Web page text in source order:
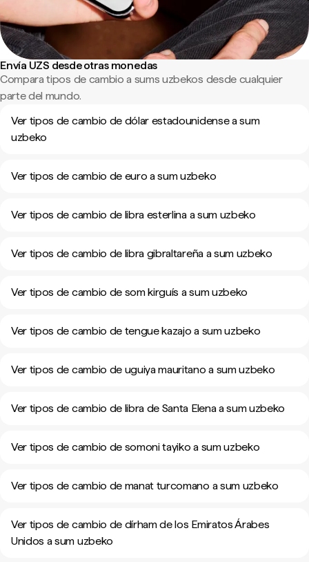
Envía UZS desde otras monedas
Compara tipos de cambio a sums uzbekos desde cualquier
parte del mundo.
Ver tipos de cambio de dólar estadounidense a sum
uzbeko
Ver tipos de cambio de euro a sum uzbeko
Ver tipos de cambio de libra esterlina a sum uzbeko
Ver tipos de cambio de libra gibraltareña a sum uzbeko
Ver tipos de cambio de som kirguís a sum uzbeko
Ver tipos de cambio de tengue kazajo a sum uzbeko
Ver tipos de cambio de uguiya mauritano a sum uzbeko
Ver tipos de cambio de libra de Santa Elena a sum uzbeko
Ver tipos de cambio de somoni tayiko a sum uzbeko
Ver tipos de cambio de manat turcomano a sum uzbeko
Ver tipos de cambio de dírham de los Emiratos Árabes
Unidos a sum uzbeko